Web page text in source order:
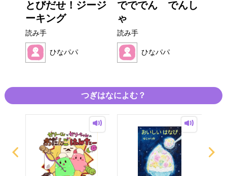
とびだせ！ジージ
ーキング
読み手
ひなパパ
でででん でんし
ゃ
読み手
ひなパパ
つぎはなによむ？